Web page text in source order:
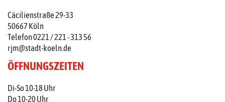
Cäcilienstraße 29-33
50667 Köln
Telefon 0221 / 221 - 313 56
rjm@stadt-koeln.de
ÖFFNUNGSZEITEN
Di-So 10-18 Uhr
Do 10-20 Uhr